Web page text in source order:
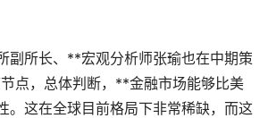
所长、**宏观分析师张瑜也在中期策
点，总体判断，**金融市场能够比美
。这在全球目前格局下非常稀缺，而这